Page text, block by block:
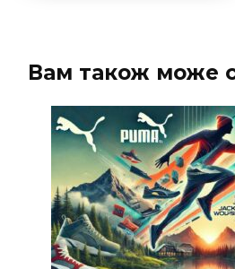
Вам також може